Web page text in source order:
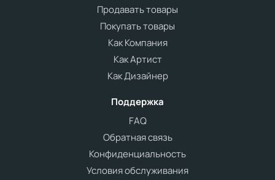
Продавать товары
Покупать товары
Как Компания
Как Артист
Как Дизайнер
Поддержка
FAQ
Обратная связь
Конфиденциальность
Условия обслуживания